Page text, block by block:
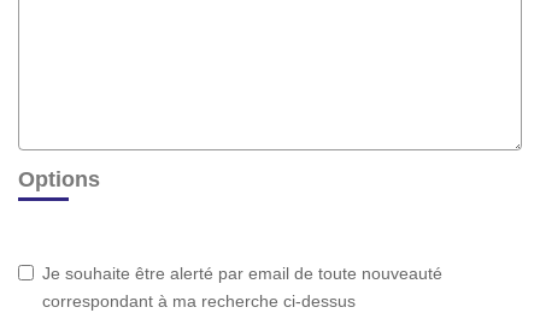
Options
Je souhaite être alerté par email de toute nouveauté
correspondant à ma recherche ci-dessus